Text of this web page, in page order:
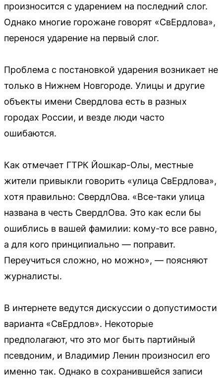
произносится с ударением на последний слог.
Однако многие горожане говорят «СвЕрдлова»,
перенося ударение на первый слог.
Проблема с постановкой ударения возникает не
только в Нижнем Новгороде. Улицы и другие
объекты имени Свердлова есть в разных
городах России, и везде люди часто
ошибаются.
Как отмечает ГТРК Йошкар-Олы, местные
жители привыкли говорить «улица СвЕрдлова»,
хотя правильно: СвердлОва. «Все-таки улица
названа в честь СвердлОва. Это как если бы
ошиблись в вашей фамилии: кому-то все равно,
а для кого принципиально — поправит.
Переучиться сложно, но можно», — поясняют
журналисты.
В интернете ведутся дискуссии о допустимости
варианта «СвЕрдлов». Некоторые
предполагают, что это мог быть партийный
псевдоним, и Владимир Ленин произносил его
именно так. Однако в сохранившейся записи